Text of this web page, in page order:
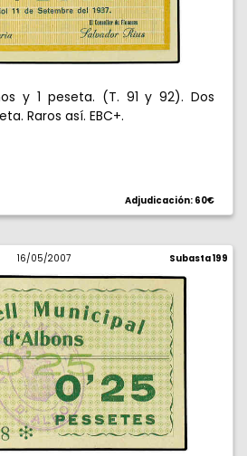
y 1 peseta. (T. 91 y 92). Dos
Raros así. EBC+.
Adjudicación: 60€
16/05/2007 Subasta 199